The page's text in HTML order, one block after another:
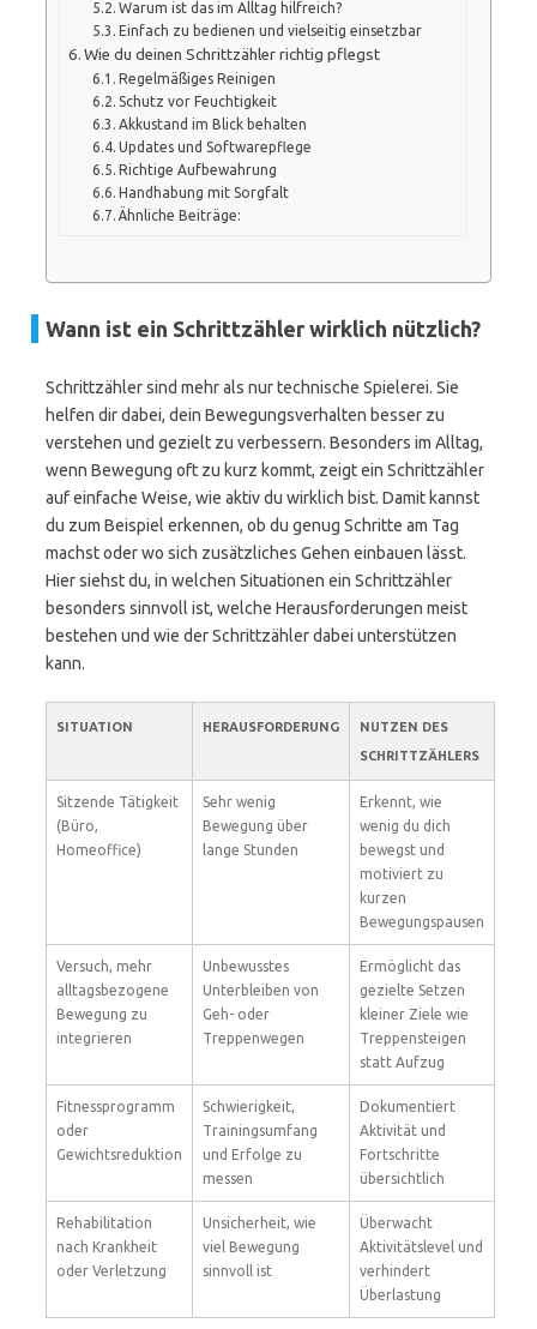
Warum ist das im Alltag hilfreich?
Einfach zu bedienen und vielseitig einsetzbar
Wie du deinen Schrittzähler richtig pflegst
Regelmäßiges Reinigen
Schutz vor Feuchtigkeit
Akkustand im Blick behalten
Updates und Softwarepflege
Richtige Aufbewahrung
Handhabung mit Sorgfalt
Ähnliche Beiträge:
Wann ist ein Schrittzähler wirklich nützlich?
Schrittzähler sind mehr als nur technische Spielerei. Sie
helfen dir dabei, dein Bewegungsverhalten besser zu
verstehen und gezielt zu verbessern. Besonders im Alltag,
wenn Bewegung oft zu kurz kommt, zeigt ein Schrittzähler
auf einfache Weise, wie aktiv du wirklich bist. Damit kannst
du zum Beispiel erkennen, ob du genug Schritte am Tag
machst oder wo sich zusätzliches Gehen einbauen lässt.
Hier siehst du, in welchen Situationen ein Schrittzähler
besonders sinnvoll ist, welche Herausforderungen meist
bestehen und wie der Schrittzähler dabei unterstützen
kann.
SITUATION HERAUSFORDERUNG
NUTZEN DES
SCHRITTZÄHLERS
Sitzende Tätigkeit
(Büro,
Homeoffice)
Sehr wenig
Bewegung über
lange Stunden
Erkennt, wie
wenig du dich
bewegst und
motiviert zu
kurzen
Bewegungspausen
Versuch, mehr
alltagsbezogene
Bewegung zu
integrieren
Unbewusstes
Unterbleiben von
Geh- oder
Treppenwegen
Ermöglicht das
gezielte Setzen
kleiner Ziele wie
Treppensteigen
statt Aufzug
Fitnessprogramm
oder
Gewichtsreduktion
Schwierigkeit,
Trainingsumfang
und Erfolge zu
messen
Dokumentiert
Aktivität und
Fortschritte
übersichtlich
Rehabilitation
nach Krankheit
oder Verletzung
Unsicherheit, wie
viel Bewegung
sinnvoll ist
Überwacht
Aktivitätslevel und
verhindert
Überlastung